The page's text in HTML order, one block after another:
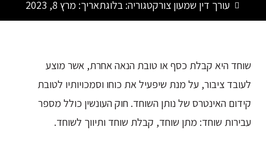
עורך דין שמעון צורקטגוריה:בלוגתאריך: מרץ 8, 2023
שוחד היא קבלת כסף או טובת הנאה אחרת, אשר מוצע
לעובד ציבור, על מנת שיפעיל את כוחו וסמכויותיו לטובת
קידום האינטרס של נותן השוחד. חוק העונשין כולל מספר
עבירות שוחד: מתן שוחד, קבלת שוחד ותיווך לשוחד.